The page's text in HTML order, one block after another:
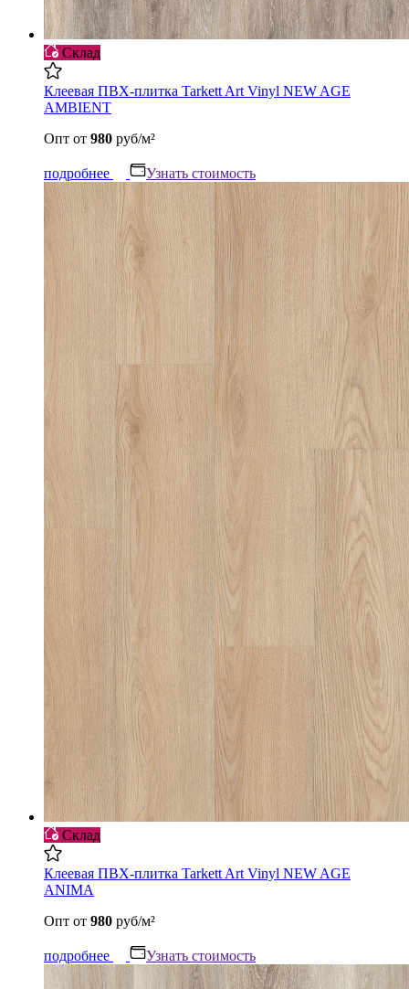
Склад
Клеевая ПВХ-плитка Tarkett Art Vinyl NEW AGE
AMBIENT
Опт от 980 руб/м²
подробнее Узнать стоимость
Склад
Клеевая ПВХ-плитка Tarkett Art Vinyl NEW AGE
ANIMA
Опт от 980 руб/м²
подробнее Узнать стоимость